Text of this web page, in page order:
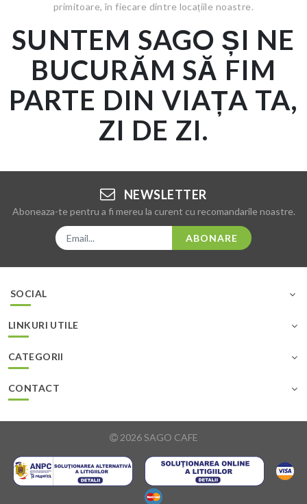
primitoare, în fiecare dintre locațiile noastre.
SUNTEM SAGO ȘI NE
BUCURĂM SĂ FIM
PARTE DIN VIAȚA TA,
ZI DE ZI.
NEWSLETTER
Aboneaza-te pentru a fi mereu la curent cu recomandarile noastre.
ABONARE
SOCIAL
LINKURI UTILE
CATEGORII
CONTACT
2026 SAGO CAFE